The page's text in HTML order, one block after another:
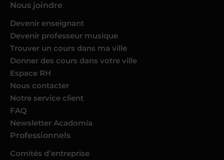
Nous joindre
Devenir enseignant
Devenir professeur musique
Trouver un cours dans ma ville
Donner des cours dans votre ville
Espace RH
Nous contacter
Notre service client
FAQ
Newsletter Acadomia
Professionnels
Comités d’entreprise